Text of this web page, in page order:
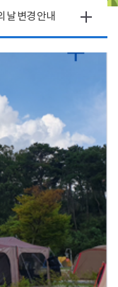
날 변경 안내
날 변경 안내
지
날 변경 안내